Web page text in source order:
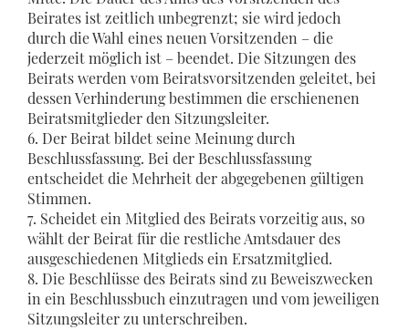
Beirates ist zeitlich unbegrenzt; sie wird jedoch
durch die Wahl eines neuen Vorsitzenden – die
jederzeit möglich ist – beendet. Die Sitzungen des
Beirats werden vom Beiratsvorsitzenden geleitet, bei
dessen Verhinderung bestimmen die erschienenen
Beiratsmitglieder den Sitzungsleiter.
6. Der Beirat bildet seine Meinung durch
Beschlussfassung. Bei der Beschlussfassung
entscheidet die Mehrheit der abgegebenen gültigen
Stimmen.
7. Scheidet ein Mitglied des Beirats vorzeitig aus, so
wählt der Beirat für die restliche Amtsdauer des
ausgeschiedenen Mitglieds ein Ersatzmitglied.
8. Die Beschlüsse des Beirats sind zu Beweiszwecken
in ein Beschlussbuch einzutragen und vom jeweiligen
Sitzungsleiter zu unterschreiben.